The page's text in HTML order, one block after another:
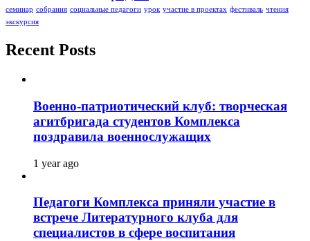
семинар собрания социальные педагоги урок участие в проектах фестиваль чтения
экскурсия
Recent Posts
Военно-патриотический клуб: творческая
агитбригада студентов Комплекса
поздравила военнослужащих
1 year ago
Педагоги Комплекса приняли участие в
встрече Литературного клуба для
специалистов в сфере воспитания